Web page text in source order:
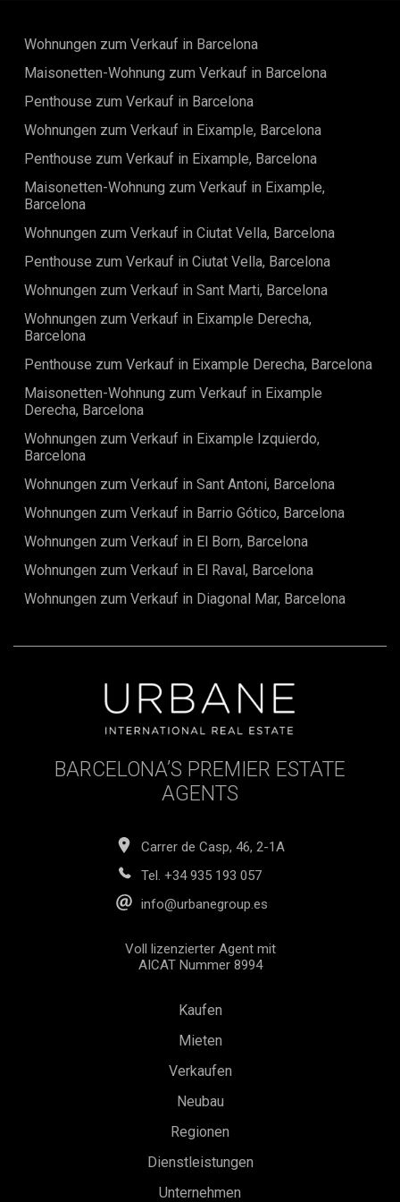
darunter ein Chauffeur, ein 24-Stunden-Concierge-Service,
hochmoderne Sicherheit, Fahrradverleih und sogar ein
virtueller Butler, der auf Ihre Anfragen per SMS in Minuten
Gemeinschaftseinrichtungen, von einem hochmodernen
Fitnessstudio und Spa bis hin zu einem mediterranen
Restaurant im Erdgeschoss, das einen gesunden Lebensstil
fördert. Das Gebäude ist mit den neuesten Technologien
und bewahrt dabei eine perfekte Mischung aus Modernität
und Tradition.Dies ist eine seltene Gelegenheit, in eine
wirklich außergewöhnliche Immobilie im Herzen Barcelonas
zu investieren, in der Luxus und Komfort in einem der
prestigeträchtigsten Stadtteile der Stadt
Wohnungen zum Verkauf in Barcelona
Maisonetten-Wohnung zum Verkauf in Barcelona
Penthouse zum Verkauf in Barcelona
Wohnungen zum Verkauf in Eixample, Barcelona
Penthouse zum Verkauf in Eixample, Barcelona
Maisonetten-Wohnung zum Verkauf in Eixample,
Barcelona
Wohnungen zum Verkauf in Ciutat Vella, Barcelona
Penthouse zum Verkauf in Ciutat Vella, Barcelona
Wohnungen zum Verkauf in Sant Marti, Barcelona
Wohnungen zum Verkauf in Eixample Derecha,
Barcelona
Penthouse zum Verkauf in Eixample Derecha, Barcelona
Maisonetten-Wohnung zum Verkauf in Eixample
Derecha, Barcelona
Wohnungen zum Verkauf in Eixample Izquierdo,
Barcelona
Wohnungen zum Verkauf in Sant Antoni, Barcelona
Wohnungen zum Verkauf in Barrio Gótico, Barcelona
Wohnungen zum Verkauf in El Born, Barcelona
Wohnungen zum Verkauf in El Raval, Barcelona
Wohnungen zum Verkauf in Diagonal Mar, Barcelona
BARCELONA’S PREMIER ESTATE
AGENTS
Carrer de Casp, 46, 2-1A
Tel. +34 935 193 057
info@urbanegroup.es
Voll lizenzierter Agent mit
AICAT Nummer 8994
Kaufen
Mieten
Verkaufen
Neubau
Regionen
Dienstleistungen
Unternehmen